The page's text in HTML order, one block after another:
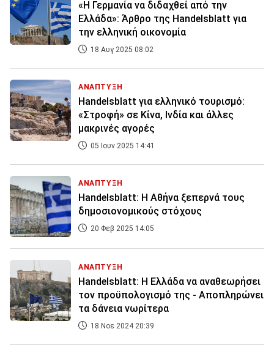
«Η Γερμανία να διδαχθεί από την
Ελλάδα»: Άρθρο της Handelsblatt για
την ελληνική οικονομία
18 Αυγ 2025 08:02
ΑΝΑΠΤΥΞΗ
Handelsblatt για ελληνικό τουρισμό:
«Στροφή» σε Κίνα, Ινδία και άλλες
μακρινές αγορές
05 Ιουν 2025 14:41
ΑΝΑΠΤΥΞΗ
Handelsblatt: Η Αθήνα ξεπερνά τους
δημοσιονομικούς στόχους
20 Φεβ 2025 14:05
ΑΝΑΠΤΥΞΗ
Handelsblatt: Η Ελλάδα να αναθεωρήσει
τον προϋπολογισμό της - Αποπληρώνει
τα δάνεια νωρίτερα
18 Νοε 2024 20:39